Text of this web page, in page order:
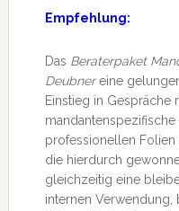
Empfehlung:
Das Beraterpaket
Deubnereine
Einstieg in Gespräche
professionellen Folien
die hierdurch
gleichzeitig eine
internen Verwendung,